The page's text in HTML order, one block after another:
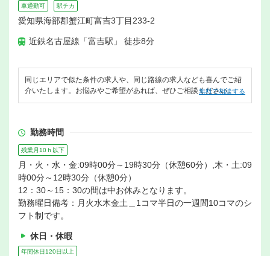
車通勤可 駅チカ
愛知県海部郡蟹江町富吉3丁目233-2
近鉄名古屋線「富吉駅」 徒歩8分
同じエリアで似た条件の求人や、同じ路線の求人なども喜んでご紹
介いたします。お悩みやご希望があれば、ぜひご相談ください。
無料で相談する
勤務時間
残業月10ｈ以下
月・火・水・金:09時00分～19時30分（休憩60分）,木・土:09
時00分～12時30分（休憩0分）
12：30～15：30の間は中お休みとなります。
勤務曜日備考：月火水木金土＿1コマ半日の一週間10コマのシ
フト制です。
休日・休暇
年間休日120日以上